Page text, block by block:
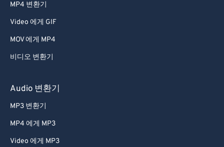
MP4 변환기
Video 에게 GIF
MOV 에게 MP4
비디오 변환기
Audio 변환기
MP3 변환기
MP4 에게 MP3
Video 에게 MP3